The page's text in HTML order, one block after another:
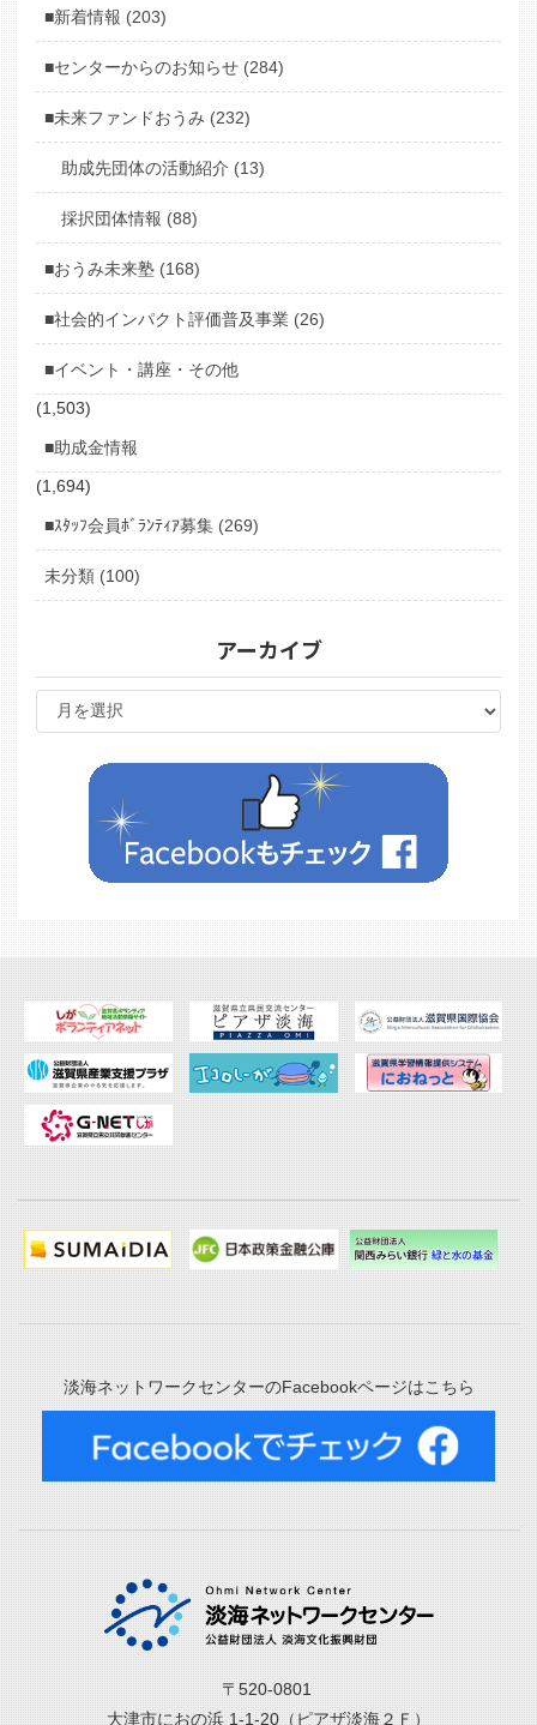
■新着情報 (203)
■センターからのお知らせ (284)
■未来ファンドおうみ (232)
助成先団体の活動紹介 (13)
採択団体情報 (88)
■おうみ未来塾 (168)
■社会的インパクト評価普及事業 (26)
■イベント・講座・その他
(1,503)
■助成金情報
(1,694)
■ｽﾀｯﾌ会員ﾎﾞﾗﾝﾃｨｱ募集 (269)
未分類 (100)
アーカイブ
淡海ネットワークセンターのFacebookページはこちら
〒520-0801
大津市におの浜 1-1-20（ピアザ淡海２Ｆ）